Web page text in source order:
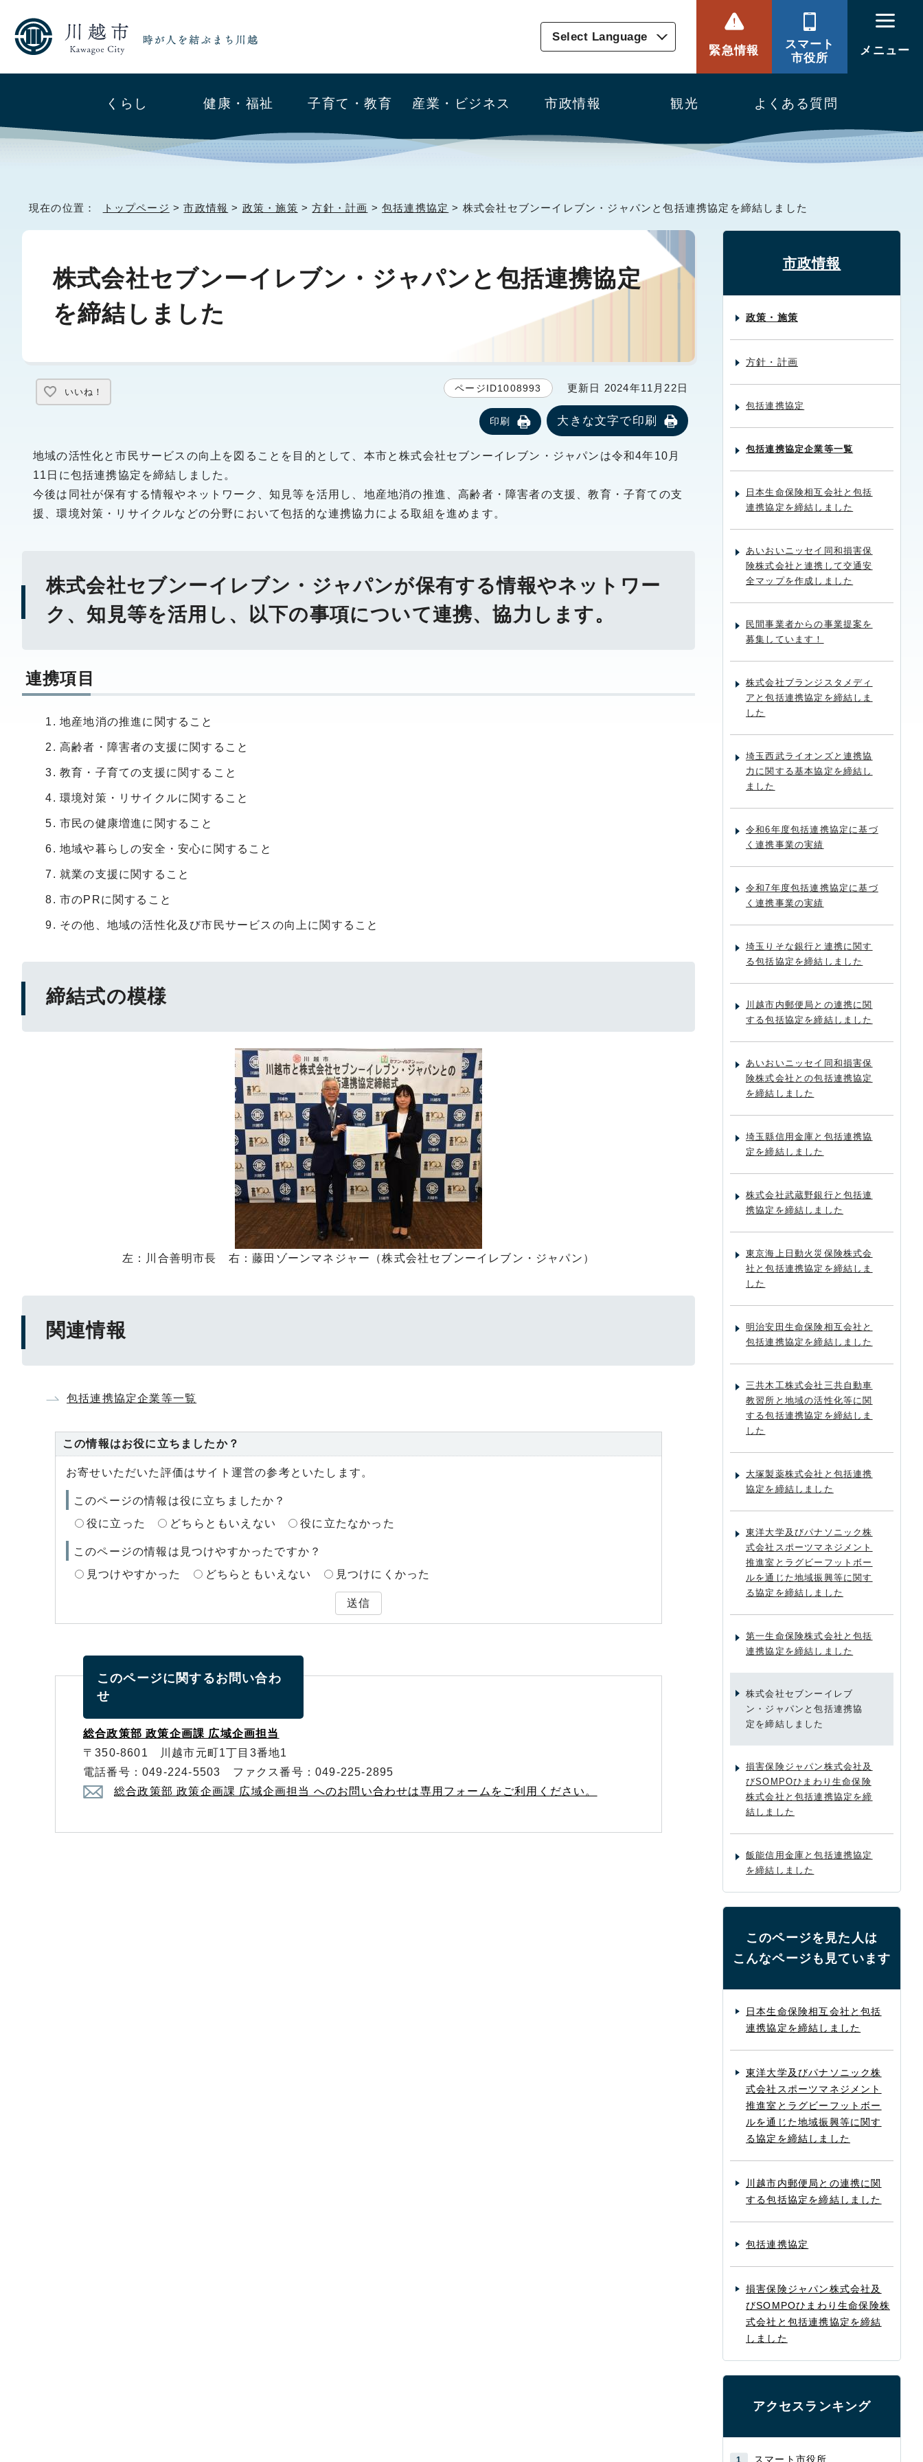
Select Language
緊急情報
スマート
市役所
メニュー
くらし 健康・福祉 子育て・教育 産業・ビジネス 市政情報 観光 よくある質問
現在の位置： トップページ >市政情報 > 政策・施策 >方針・計画 >包括連携協定 > 株式会社セブンーイレブン・ジャパンと包括連携協定を締結しました
株式会社セブンーイレブン・ジャパンと包括連携協定
を締結しました
いいね！ ページID1008993 更新日 2024年11月22日
印刷 大きな文字で印刷
地域の活性化と市民サービスの向上を図ることを目的として、本市と株式会社セブンーイレブン・ジャパンは令和4年10月
11日に包括連携協定を締結しました。
今後は同社が保有する情報やネットワーク、知見等を活用し、地産地消の推進、高齢者・障害者の支援、教育・子育ての支
援、環境対策・リサイクルなどの分野において包括的な連携協力による取組を進めます。
株式会社セブンーイレブン・ジャパンが保有する情報やネットワー
ク、知見等を活用し、以下の事項について連携、協力します。
連携項目
地産地消の推進に関すること
高齢者・障害者の支援に関すること
教育・子育ての支援に関すること
環境対策・リサイクルに関すること
市民の健康増進に関すること
地域や暮らしの安全・安心に関すること
就業の支援に関すること
市のPRに関すること
その他、地域の活性化及び市民サービスの向上に関すること
締結式の模様
左：川合善明市長 右：藤田ゾーンマネジャー（株式会社セブンーイレブン・ジャパン）
関連情報
包括連携協定企業等一覧
この情報はお役に立ちましたか？
お寄せいただいた評価はサイト運営の参考といたします。
このページの情報は役に立ちましたか？
役に立った
どちらともいえない 役に立たなかった
このページの情報は見つけやすかったですか？
見つけやすかった
どちらともいえない 見つけにくかった
送信
このページに関するお問い合わ
せ
総合政策部 政策企画課 広域企画担当
〒350-8601 川越市元町1丁目3番地1
電話番号：049-224-5503 ファクス番号：049-225-2895
総合政策部 政策企画課 広域企画担当 へのお問い合わせは専用フォームをご利用ください。
市政情報
政策・施策
方針・計画
包括連携協定
包括連携協定企業等一覧
日本生命保険相互会社と包括
連携協定を締結しました
あいおいニッセイ同和損害保
険株式会社と連携して交通安
全マップを作成しました
民間事業者からの事業提案を
募集しています！
株式会社ブランジスタメディ
アと包括連携協定を締結しま
した
埼玉西武ライオンズと連携協
力に関する基本協定を締結し
ました
令和6年度包括連携協定に基づ
く連携事業の実績
令和7年度包括連携協定に基づ
く連携事業の実績
埼玉りそな銀行と連携に関す
る包括協定を締結しました
川越市内郵便局との連携に関
する包括協定を締結しました
あいおいニッセイ同和損害保
険株式会社との包括連携協定
を締結しました
埼玉縣信用金庫と包括連携協
定を締結しました
株式会社武蔵野銀行と包括連
携協定を締結しました
東京海上日動火災保険株式会
社と包括連携協定を締結しま
した
明治安田生命保険相互会社と
包括連携協定を締結しました
三共木工株式会社三共自動車
教習所と地域の活性化等に関
する包括連携協定を締結しま
した
大塚製薬株式会社と包括連携
協定を締結しました
東洋大学及びパナソニック株
式会社スポーツマネジメント
推進室とラグビーフットボー
ルを通じた地域振興等に関す
る協定を締結しました
第一生命保険株式会社と包括
連携協定を締結しました
株式会社セブンーイレブ
ン・ジャパンと包括連携協
定を締結しました
損害保険ジャパン株式会社及
びSOMPOひまわり生命保険
株式会社と包括連携協定を締
結しました
飯能信用金庫と包括連携協定
を締結しました
このページを見た人は
こんなページも見ています
日本生命保険相互会社と包括
連携協定を締結しました
東洋大学及びパナソニック株
式会社スポーツマネジメント
推進室とラグビーフットボー
ルを通じた地域振興等に関す
る協定を締結しました
川越市内郵便局との連携に関
する包括協定を締結しました
包括連携協定
損害保険ジャパン株式会社及
びSOMPOひまわり生命保険株
式会社と包括連携協定を締結
しました
アクセスランキング
スマート市役所